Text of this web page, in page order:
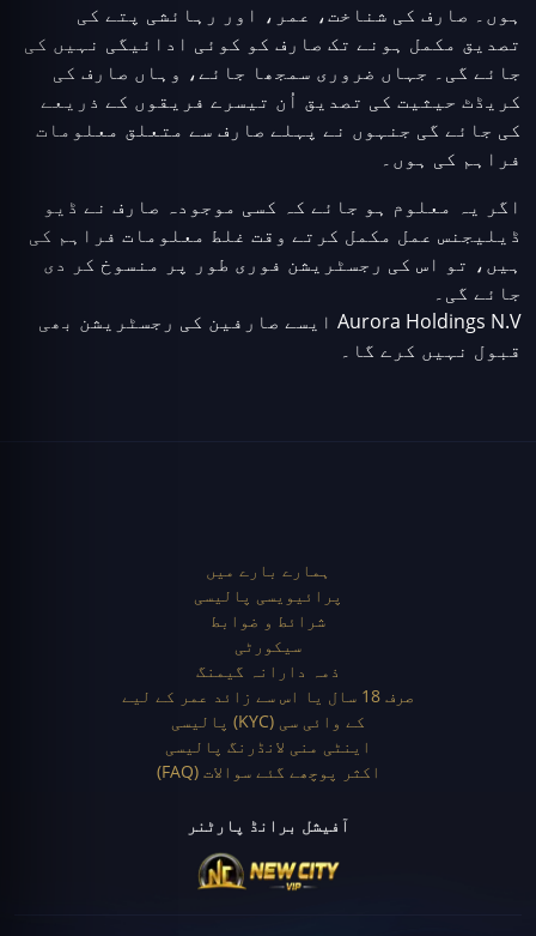
ہوں۔ صارف کی شناخت، عمر، اور رہائشی پتے کی
تصدیق مکمل ہونے تک صارف کو کوئی ادائیگی نہیں کی
جائے گی۔ جہاں ضروری سمجھا جائے، وہاں صارف کی
کریڈٹ حیثیت کی تصدیق اُن تیسرے فریقوں کے ذریعے
کی جائے گی جنہوں نے پہلے صارف سے متعلق معلومات
فراہم کی ہوں۔
اگر یہ معلوم ہو جائے کہ کسی موجودہ صارف نے ڈیو
ڈیلیجنس عمل مکمل کرتے وقت غلط معلومات فراہم کی
ہیں، تو اس کی رجسٹریشن فوری طور پر منسوخ کر دی
جائے گی۔
Aurora Holdings N.V ایسے صارفین کی رجسٹریشن بھی
قبول نہیں کرے گا۔
ہمارے بارے میں
پرائیویسی پالیسی
شرائط و ضوابط
سیکورٹی
ذمہ دارانہ گیمنگ
صرف 18 سال یا اس سے زائد عمر کے لیے
کے وائی سی (KYC) پالیسی
اینٹی منی لانڈرنگ پالیسی
اکثر پوچھے گئے سوالات (FAQ)
آفیشل برانڈ پارٹنر